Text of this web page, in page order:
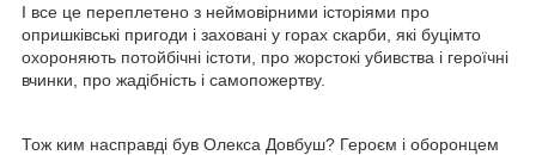
І все це переплетено з неймовірними історіями про
опришківські пригоди і заховані у горах скарби, які буцімто
охороняють потойбічні істоти, про жорстокі убивства і героїчні
вчинки, про жадібність і самопожертву.
Тож ким насправді був Олекса Довбуш? Героєм і оборонцем